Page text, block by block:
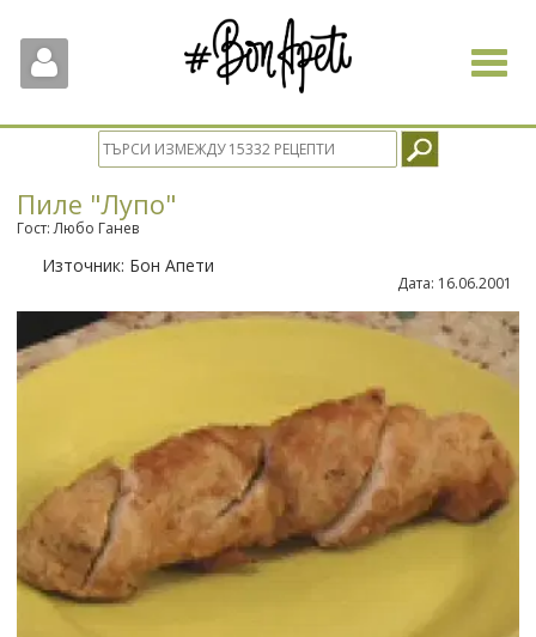
Toggle
Пиле "Лупо"
Гост: Любо Ганев
Източник: Бон Апети
Дата: 16.06.2001